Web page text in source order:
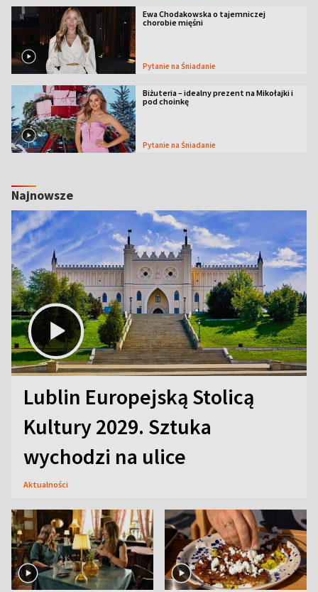
Ewa Chodakowska o tajemniczej
chorobie mięśni
Pytanie na Śniadanie
Biżuteria – idealny prezent na Mikołajki i
pod choinkę
Pytanie na Śniadanie
Najnowsze
Lublin Europejską Stolicą
Kultury 2029. Sztuka
wychodzi na ulice
Aktualności